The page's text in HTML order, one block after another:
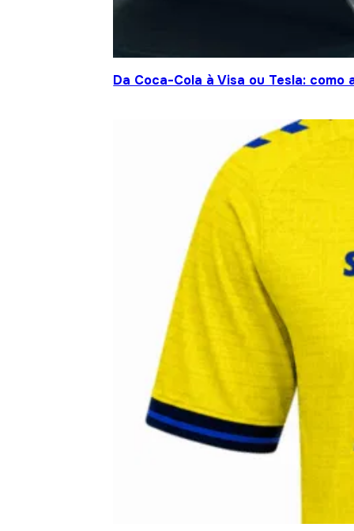
Da Coca-Cola à Visa ou Tesla: